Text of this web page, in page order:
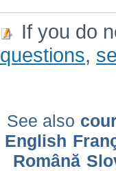
If you do
questions,
See also
English
Română